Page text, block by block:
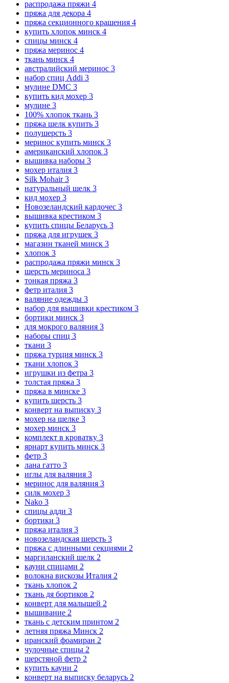
распродажа пряжи 4
пряжа для декора 4
пряжа секционного крашения 4
купить хлопок минск 4
спицы минск 4
пряжа меринос 4
ткань минск 4
австралийский меринос 3
набор спиц Addi 3
мулине DMC 3
купить кид мохер 3
мулине 3
100% хлопок ткань 3
пряжа шелк купить 3
полушерсть 3
меринос купить минск 3
американский хлопок 3
вышивка наборы 3
мохер италия 3
Silk Mohair3
натуральный шелк 3
кид мохер 3
Новозеландский кардочес 3
вышивка крестиком 3
купить спицы Беларусь 3
пряжа для игрушек 3
магазин тканей минск 3
хлопок 3
распродажа пряжи минск 3
шерсть мериноса 3
тонкая пряжа 3
фетр италия 3
валяние одежды 3
набор для вышивки крестиком 3
бортики минск 3
для мокрого валяния 3
наборы спиц 3
ткани 3
пряжа турция минск 3
ткани хлопок 3
игрушки из фетра 3
толстая пряжа 3
пряжа в минске 3
купить шерсть 3
конверт на выписку 3
мохер на шелке 3
мохер минск 3
комплект в кроватку 3
ярнарт купить минск 3
фетр 3
лана гатто 3
иглы для валяния 3
меринос для валяния 3
силк мохер 3
Nako 3
спицы адди 3
бортики 3
пряжа италия 3
новозеландская шерсть 3
пряжа с длинными секциями 2
маргиланский шелк 2
кауни спицами 2
волокна вискозы Италия 2
ткань хлопок 2
ткань дя бортиков 2
конверт для малышей 2
вышивание 2
ткань с детским принтом 2
летняя пряжа Минск 2
иранский фоамиран 2
чулочные спицы 2
шерстяной фетр 2
купить кауни 2
конверт на выписку беларусь 2